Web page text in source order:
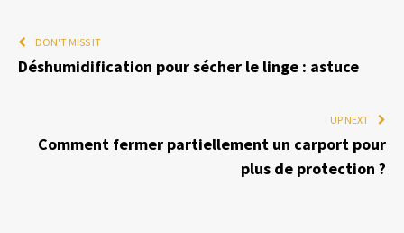
DON'T MISS IT
Déshumidification pour sécher le linge : astuce
UP NEXT
Comment fermer partiellement un carport pour
plus de protection ?